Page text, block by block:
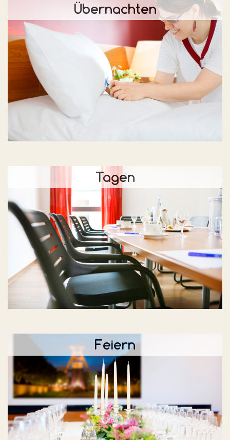
Übernachten
Tagen
Feiern